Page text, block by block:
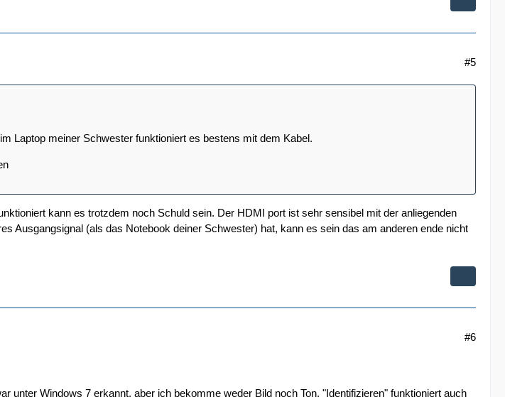
#5
Laptop meiner Schwester funktioniert es bestens mit dem Kabel.
kann es trotzdem noch Schuld sein. Der HDMI port ist sehr sensibel mit der anliegenden
Ausgangsignal (als das Notebook deiner Schwester) hat, kann es sein das am anderen ende nicht
#6
unter Windows 7 erkannt, aber ich bekomme weder Bild noch Ton. "Identifizieren" funktioniert auch